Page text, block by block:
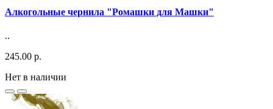
Алкогольные чернила "Ромашки для Машки"
..
245.00 р.
Нет в наличии